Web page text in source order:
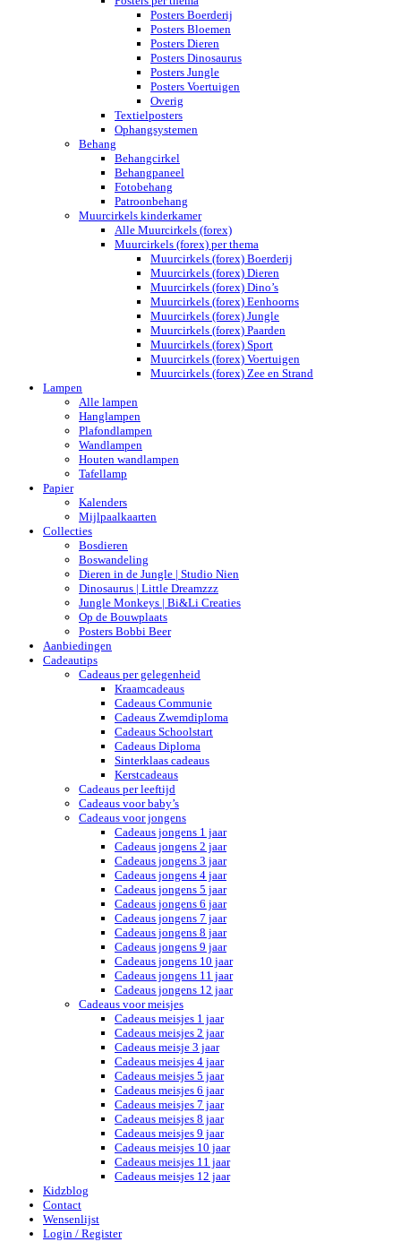
Posters Boerderij
Posters Bloemen
Posters Dieren
Posters Dinosaurus
Posters Jungle
Posters Voertuigen
Overig
Textielposters
Ophangsystemen
Behang
Behangcirkel
Behangpaneel
Fotobehang
Patroonbehang
Muurcirkels kinderkamer
Alle Muurcirkels (forex)
Muurcirkels (forex) per thema
Muurcirkels (forex) Boerderij
Muurcirkels (forex) Dieren
Muurcirkels (forex) Dino’s
Muurcirkels (forex) Eenhoorns
Muurcirkels (forex) Jungle
Muurcirkels (forex) Paarden
Muurcirkels (forex) Sport
Muurcirkels (forex) Voertuigen
Muurcirkels (forex) Zee en Strand
Lampen
Alle lampen
Hanglampen
Plafondlampen
Wandlampen
Houten wandlampen
Tafellamp
Papier
Kalenders
Mijlpaalkaarten
Collecties
Bosdieren
Boswandeling
Dieren in de Jungle | Studio Nien
Dinosaurus | Little Dreamzzz
Jungle Monkeys | Bi&Li Creaties
Op de Bouwplaats
Posters Bobbi Beer
Aanbiedingen
Cadeautips
Cadeaus per gelegenheid
Kraamcadeaus
Cadeaus Communie
Cadeaus Zwemdiploma
Cadeaus Schoolstart
Cadeaus Diploma
Sinterklaas cadeaus
Kerstcadeaus
Cadeaus per leeftijd
Cadeaus voor baby’s
Cadeaus voor jongens
Cadeaus jongens 1 jaar
Cadeaus jongens 2 jaar
Cadeaus jongens 3 jaar
Cadeaus jongens 4 jaar
Cadeaus jongens 5 jaar
Cadeaus jongens 6 jaar
Cadeaus jongens 7 jaar
Cadeaus jongens 8 jaar
Cadeaus jongens 9 jaar
Cadeaus jongens 10 jaar
Cadeaus jongens 11 jaar
Cadeaus jongens 12 jaar
Cadeaus voor meisjes
Cadeaus meisjes 1 jaar
Cadeaus meisjes 2 jaar
Cadeaus meisje 3 jaar
Cadeaus meisjes 4 jaar
Cadeaus meisjes 5 jaar
Cadeaus meisjes 6 jaar
Cadeaus meisjes 7 jaar
Cadeaus meisjes 8 jaar
Cadeaus meisjes 9 jaar
Cadeaus meisjes 10 jaar
Cadeaus meisjes 11 jaar
Cadeaus meisjes 12 jaar
Kidzblog
Contact
Wensenlijst
Login / Register